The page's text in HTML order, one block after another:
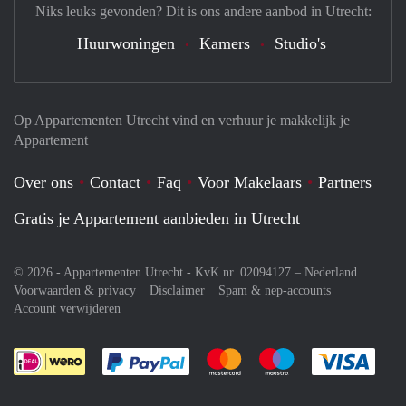
Op Appartementen Utrecht vind en verhuur je makkelijk je
Appartement
Over ons Contact Faq Voor Makelaars
Partners
Gratis je Appartement aanbieden in Utrecht
© 2026 - Appartementen Utrecht - KvK nr. 02094127 – Nederland
Voorwaarden & privacy
Disclaimer
Spam & nep-accounts
Account verwijderen
Je rekent gemakkelijk af met Paypal
Je rekent gemakkelijk af met
Je rekent
Niks leuks gevonden? Dit is ons andere aanbod in Utrecht:
Huurwoningen Kamers Studio's